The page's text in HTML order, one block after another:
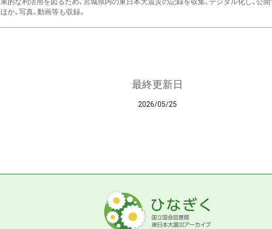
ほか、写真、動画等も収録。
最終更新日
2026/05/25